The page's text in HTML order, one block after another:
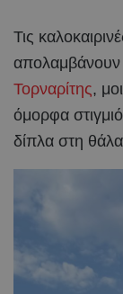
Τις
απολαμβάνουν
Τορναρίτης,
όμορφα
δίπλα στη